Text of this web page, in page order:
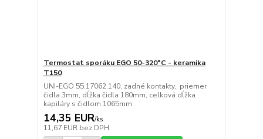
Termostat sporáku EGO 50-320°C - keramika
T150
UNI-EGO 55.17062.140, zadné kontakty, priemer
čidla 3mm, dĺžka čidla 180mm, celková dĺžka
kapiláry s čidlom 1065mm
14,35 EUR/ks
11,67 EUR bez DPH